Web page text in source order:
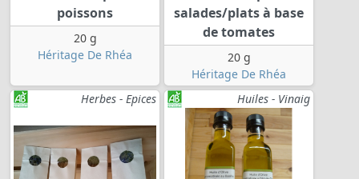
poissons
20 g
Héritage De Rhéa
salades/plats à base
de tomates
20 g
Héritage De Rhéa
Herbes - Epices
Huiles - Vinaig